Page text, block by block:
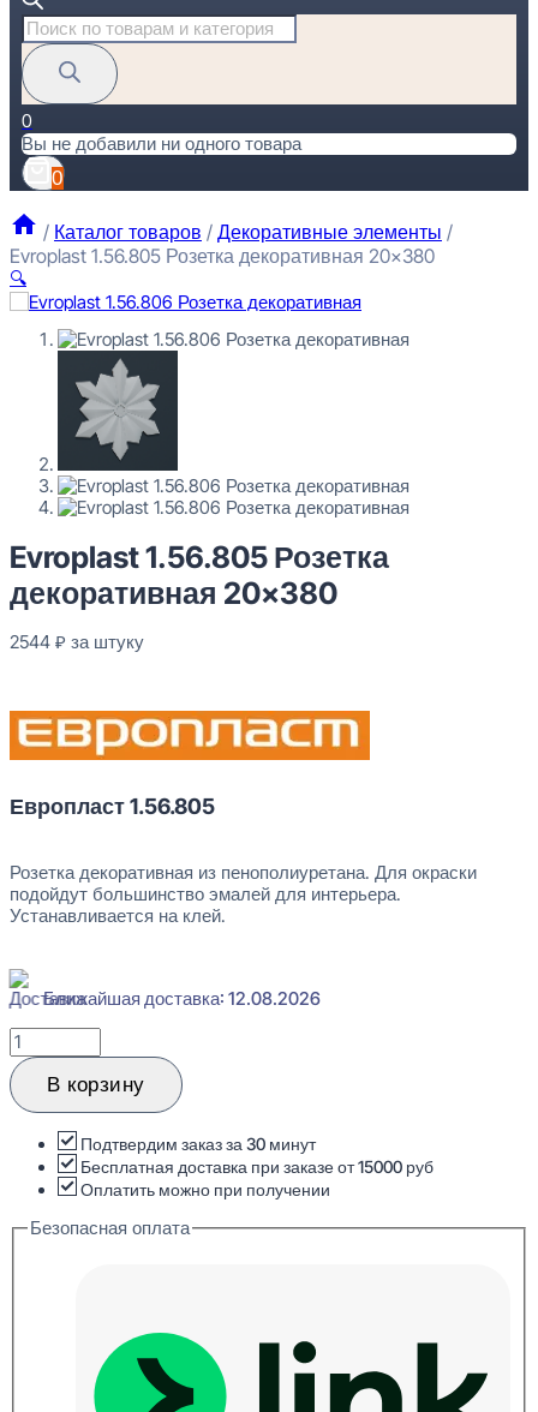
Поиск
товаров
0
Вы не добавили ни одного товара
0
/ Каталог товаров / Декоративные элементы /
Evroplast 1.56.805 Розетка декоративная 20×380
🔍
Evroplast 1.56.805 Розетка
декоративная 20×380
2544 ₽ за штуку
Европласт 1.56.805
Розетка декоративная из пенополиуретана. Для окраски
подойдут большинство эмалей для интерьера.
Устанавливается на клей.
Ближайшая доставка: 12.08.2026
Количество
товара
Evroplast
1.56.805
декоративная
20x380
В корзину
Подтвердим заказ за 30 минут
Бесплатная доставка при заказе от 15000 руб
Оплатить можно при получении
Безопасная оплата